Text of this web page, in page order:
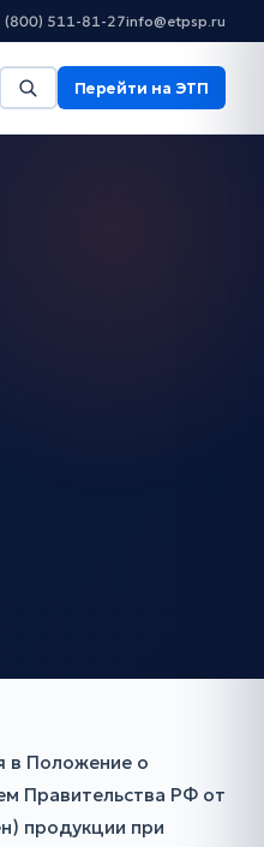
(800) 511-81-27info@etpsp.ru
Перейти на ЭТП
в Положение о
Правительства РФ от
продукции при